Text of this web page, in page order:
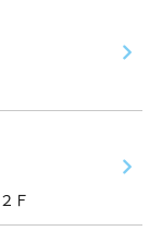
Ｆ